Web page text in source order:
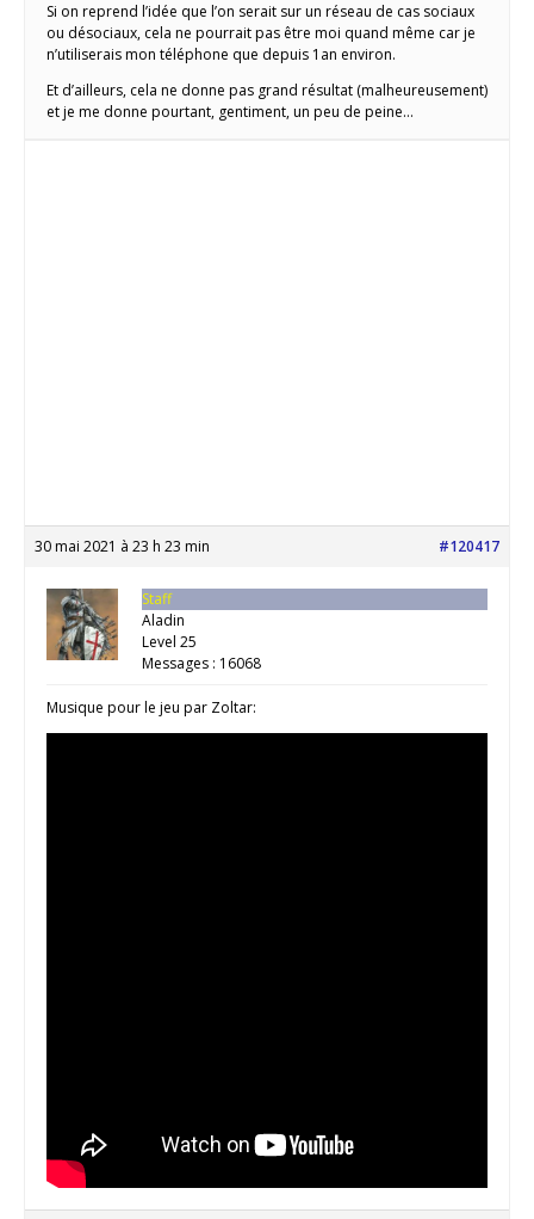
Si on reprend l’idée que l’on serait sur un réseau de cas sociaux
ou désociaux, cela ne pourrait pas être moi quand même car je
n’utiliserais mon téléphone que depuis 1an environ.
Et d’ailleurs, cela ne donne pas grand résultat (malheureusement)
et je me donne pourtant, gentiment, un peu de peine…
30 mai 2021 à 23 h 23 min #120417
Staff
Aladin
Level 25
Messages : 16068
Musique pour le jeu par Zoltar: